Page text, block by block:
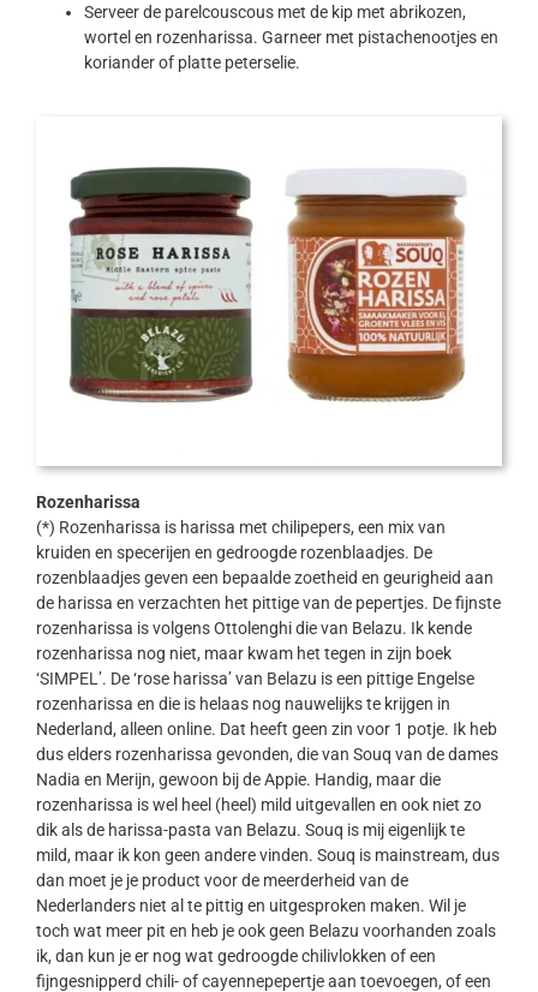
Serveer de parelcouscous met de kip met abrikozen,
wortel en rozenharissa. Garneer met pistachenootjes en
koriander of platte peterselie.
Rozenharissa
(*) Rozenharissa is harissa met chilipepers, een mix van
kruiden en specerijen en gedroogde rozenblaadjes. De
rozenblaadjes geven een bepaalde zoetheid en geurigheid aan
de harissa en verzachten het pittige van de pepertjes. De fijnste
rozenharissa is volgens Ottolenghi die van Belazu. Ik kende
rozenharissa nog niet, maar kwam het tegen in zijn boek
‘SIMPEL’. De ‘rose harissa’ van Belazu is een pittige Engelse
rozenharissa en die is helaas nog nauwelijks te krijgen in
Nederland, alleen online. Dat heeft geen zin voor 1 potje. Ik heb
dus elders rozenharissa gevonden, die van Souq van de dames
Nadia en Merijn, gewoon bij de Appie. Handig, maar die
rozenharissa is wel heel (heel) mild uitgevallen en ook niet zo
dik als de harissa-pasta van Belazu. Souq is mij eigenlijk te
mild, maar ik kon geen andere vinden. Souq is mainstream, dus
dan moet je je product voor de meerderheid van de
Nederlanders niet al te pittig en uitgesproken maken. Wil je
toch wat meer pit en heb je ook geen Belazu voorhanden zoals
ik, dan kun je er nog wat gedroogde chilivlokken of een
fijngesnipperd chili- of cayennepepertje aan toevoegen, of een